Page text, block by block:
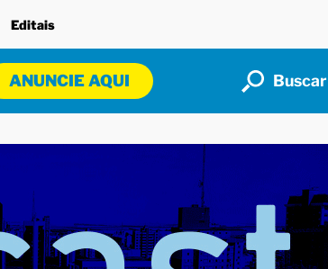
Editais
ANUNCIE AQUI Buscar